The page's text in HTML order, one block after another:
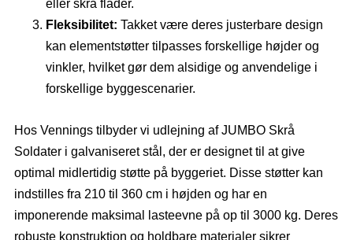
eller skrå flader.
Fleksibilitet: Takket være deres justerbare design
kan elementstøtter tilpasses forskellige højder og
vinkler, hvilket gør dem alsidige og anvendelige i
forskellige byggescenarier.
Hos Vennings tilbyder vi udlejning af JUMBO Skrå
Soldater i galvaniseret stål, der er designet til at give
optimal midlertidig støtte på byggeriet. Disse støtter kan
indstilles fra 210 til 360 cm i højden og har en
imponerende maksimal lasteevne på op til 3000 kg. Deres
robuste konstruktion og holdbare materialer sikrer